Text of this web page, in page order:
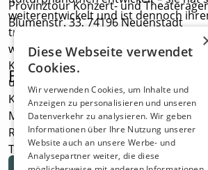
weiterentwickelt und ist dennoch
treu geblieben. Bei der
wir uns darauf, die „neue
Künstlerinnen und Künstlern
und gleichzeitig den talentierten
Kreativen, engagierten
Mitarbeitern und Millionen von Fans
Riverdance zu einem weltweiten Fest
Tanzes gemacht haben.“
Provinztour Konzert- und
Blumenstr. 33, 74196 Neuenstadt
Beliebteste Veranstaltungen
Diese Webseite verwendet
Cookies.
Wir verwenden Cookies, um Inhalte und
Anzeigen zu personalisieren und unseren
Datenverkehr zu analysieren. Wir geben
Informationen über Ihre Nutzung unserer
Website auch an unsere Werbe- und
Analysepartner weiter, die diese